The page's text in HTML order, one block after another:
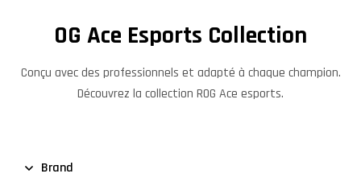
OG Ace Esports Collection
Conçu avec des professionnels et adapté à chaque champion.
Découvrez la collection ROG Ace esports.
Brand